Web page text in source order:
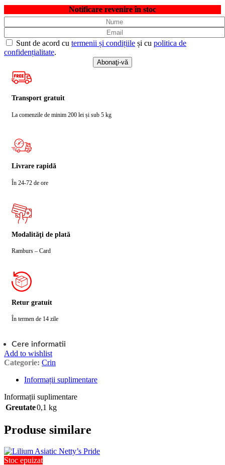
Notificare revenire în stoc
Sunt de acord cu termenii și condițiile și cu politica de
confidențialitate.
Transport gratuit
La comenzile de minim 200 lei și sub 5 kg
Livrare rapidă
În 24-72 de ore
Modalităţi de plată
Ramburs – Card
Retur gratuit
În termen de 14 zile
Cere informatii
Add to wishlist
Categorie: Crin
Informații suplimentare
Informații suplimentare
Greutate0,1 kg
Produse similare
Stoc epuizat